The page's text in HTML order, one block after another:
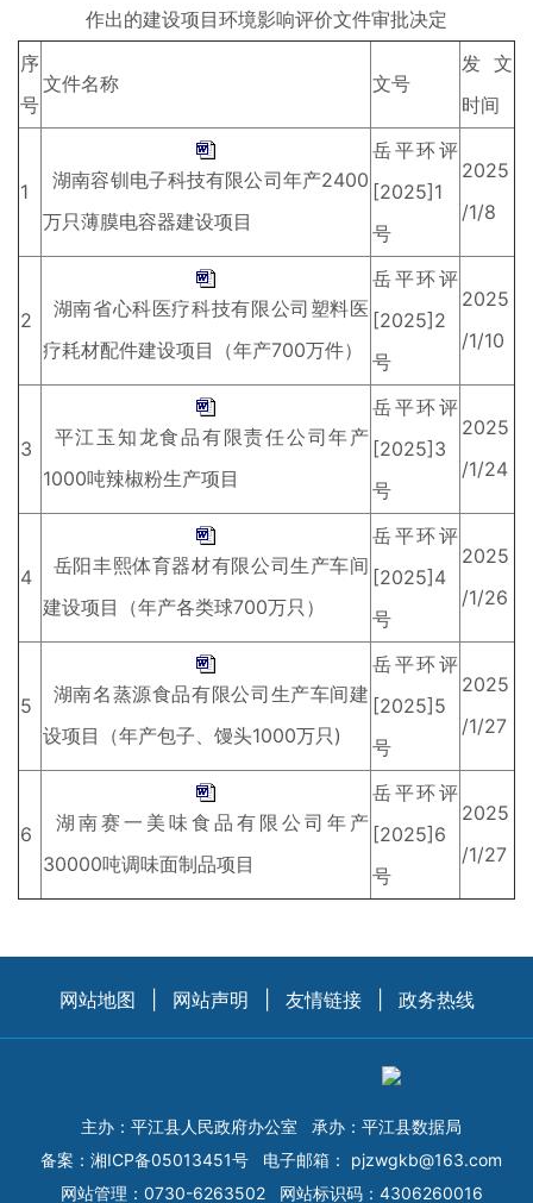
作出的建设项目环境影响评价文件审批决定
序
号
文件名称 文号
发文
时间
1
湖南容钏电子科技有限公司年产2400
万只薄膜电容器建设项目
岳平环评
[2025]1
号
2025
/1/8
2
湖南省心科医疗科技有限公司塑料医
疗耗材配件建设项目（年产700万件）
岳平环评
[2025]2
号
2025
/1/10
3
平江玉知龙食品有限责任公司年产
1000吨辣椒粉生产项目
岳平环评
[2025]3
号
2025
/1/24
4
岳阳丰熙体育器材有限公司生产车间
建设项目（年产各类球700万只）
岳平环评
[2025]4
号
2025
/1/26
5
湖南名蒸源食品有限公司生产车间建
设项目（年产包子、馒头1000万只)
岳平环评
[2025]5
号
2025
/1/27
6
湖南赛一美味食品有限公司年产
30000吨调味面制品项目
岳平环评
[2025]6
号
2025
/1/27
网站地图 网站声明 友情链接 政务热线
主办：平江县人民政府办公室
承办：平江县数据局
备案： 湘ICP备05013451号 电子邮箱： pjzwgkb@163.com
网站管理：0730-6263502
网站标识码：4306260016